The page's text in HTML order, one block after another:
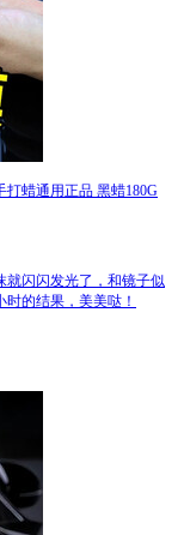
蜡通用正品 黑蜡180G
就闪闪发光了，和镜子似
的结果，美美哒！